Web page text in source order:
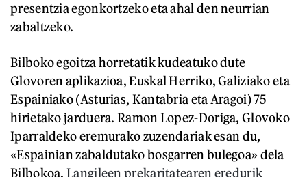
presentzia egonkortzeko eta ahal den neurrian
zabaltzeko.
Bilboko egoitza horretatik kudeatuko dute
Glovoren aplikazioa, Euskal Herriko, Galiziako eta
Espainiako (Asturias, Kantabria eta Aragoi) 75
hirietako jarduera. Ramon Lopez-Doriga, Glovoko
Iparraldeko eremurako zuzendariak esan du,
«Espainian zabaldutako bosgarren bulegoa» dela
Bilbokoa.Langileen prekaritatearen eredurik